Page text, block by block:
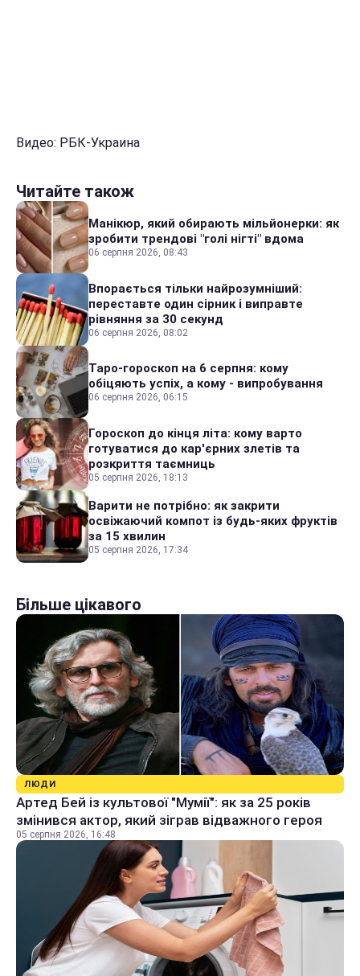
Видео: РБК-Украина
Читайте також
Манікюр, який обирають мільйонерки: як
зробити трендові "голі нігті" вдома
06 серпня 2026, 08:43
Впорається тільки найрозумніший:
переставте один сірник і виправте
рівняння за 30 секунд
06 серпня 2026, 08:02
Таро-гороскоп на 6 серпня: кому
обіцяють успіх, а кому - випробування
06 серпня 2026, 06:15
Гороскоп до кінця літа: кому варто
готуватися до кар'єрних злетів та
розкриття таємниць
05 серпня 2026, 18:13
Варити не потрібно: як закрити
освіжаючий компот із будь-яких фруктів
за 15 хвилин
05 серпня 2026, 17:34
Більше цікавого
ЛЮДИ
Артед Бей із культової "Мумії": як за 25 років
змінився актор, який зіграв відважного героя
05 серпня 2026, 16:48